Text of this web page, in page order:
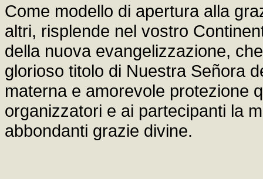
Come modello di apertura alla
altri, risplende nel vostro
della nuova evangelizzazione,
glorioso titolo di Nuestra Señora
materna e amorevole protezione
organizzatori e ai partecipanti la
abbondanti grazie divine.